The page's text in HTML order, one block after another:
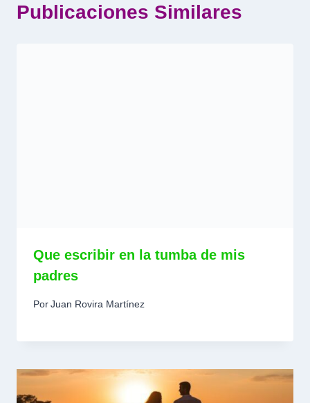
Publicaciones Similares
Que escribir en la tumba de mis
padres
PorJuan Rovira Martínez